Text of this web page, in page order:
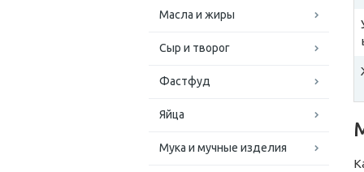
Масла и жиры
Сыр и творог
Фастфуд
Яйца
Мука и мучные изделия